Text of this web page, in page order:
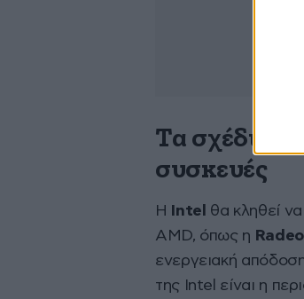
Τα σχέδια
συσκευές
Η Intel
θα κληθεί
AMD, όπως η
ενεργειακή
της Intel είναι η